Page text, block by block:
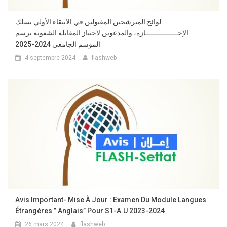
لوائح المترشحين المقبولين في الانتقاء الأولي بسلك
الإجــــــــــــــــازة، والمدعوين لاجتياز المقابلة الشفوية برسم
الموسم الجامعي 2024-2025
4 septembre 2024 flashweb
Avis Important- Mise À Jour : Examen Du Module Langues
Étrangères ” Anglais” Pour S1-A.U 2023-2024
26 mars 2024 flashweb